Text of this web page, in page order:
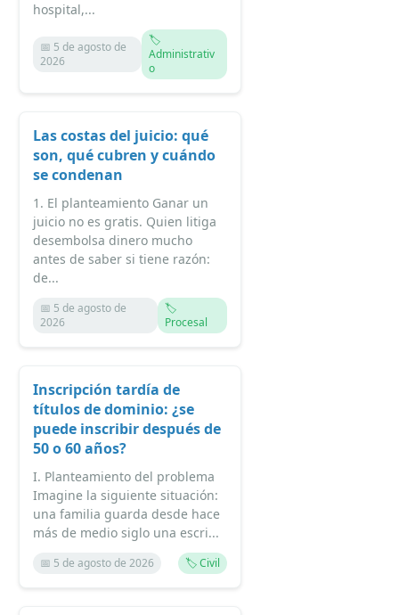
hospital,...
📅 5 de agosto de
2026
🏷️
Administrativ
o
Las costas del juicio: qué
son, qué cubren y cuándo
se condenan
1. El planteamiento Ganar un
juicio no es gratis. Quien litiga
desembolsa dinero mucho
antes de saber si tiene razón:
de...
📅 5 de agosto de
2026
🏷️
Procesal
Inscripción tardía de
títulos de dominio: ¿se
puede inscribir después de
50 o 60 años?
I. Planteamiento del problema
Imagine la siguiente situación:
una familia guarda desde hace
más de medio siglo una escri...
📅 5 de agosto de 2026 🏷️ Civil